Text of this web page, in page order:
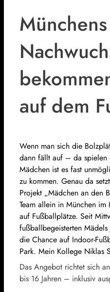
Münchens
auf dem
Wenn man sich die
dann fällt auf – da spielen
Mädchen ist es fast
zu kommen. Genau da
Projekt „Mädchen an den
Team allein in München
auf Fußballplätze. Seit
fußballbegeisterten
die Chance auf Indoor-
Park. Mein Kollege Niklas
Das Angebot richtet sich
bis 16 Jahren – inklusiv